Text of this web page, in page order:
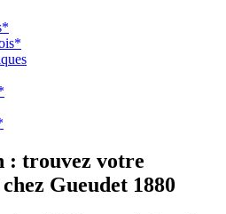
: trouvez votre
Gueudet 1880